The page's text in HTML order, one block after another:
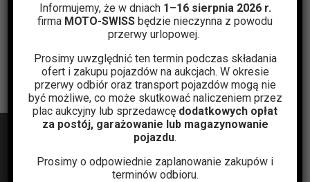
Zaloguj się
Informujemy, że w dniach 1–16 sierpnia 2026 r.
firma MOTO-SWISS będzie nieczynna z powodu
przerwy urlopowej.
Prosimy uwzględnić ten termin podczas składania
ofert i zakupu pojazdów na aukcjach. W okresie
przerwy odbiór oraz transport pojazdów mogą nie
być możliwe, co może skutkować naliczeniem przez
plac aukcyjny lub sprzedawcę dodatkowych opłat
za postój, garażowanie lub magazynowanie
pojazdu.
Prosimy o odpowiednie zaplanowanie zakupów i
terminów odbioru.